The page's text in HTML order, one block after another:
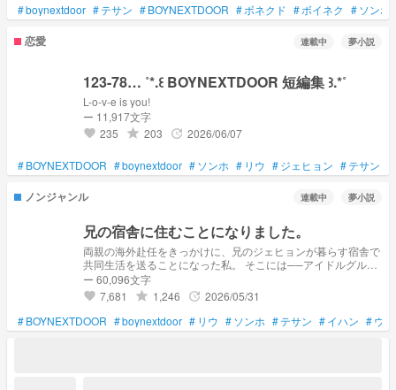
#boynextdoor #テサン #BOYNEXTDOOR #ボネクド #ボイネク #ソンホ
恋愛 連載中 夢小説
123-78… ˚*.꒰ BOYNEXTDOOR 短編集 ꒱.*˚
L-o-v-e is you!
ー 11,917文字
favorite 235 grade 203 update 2026/06/07
#BOYNEXTDOOR #boynextdoor #ソンホ # リウ #ジェヒョン #テサン
ノンジャンル 連載中 夢小説
兄の宿舎に住むことになりました。
両親の海外赴任をきっかけに、兄のジェヒョンが暮らす宿舎で
共同生活を送ることになった私。 そこには──アイドルグルー
プ「BOYNEXTDOOR」のメンバー6人が。 過保護すぎるお兄
ちゃん、しっかり者で優しい人、懐っこくて明るい弟みたいな
存在、ちょっぴり不器用だけど気になる人……。 最初は人見
知りで戸惑っていたけれど、少しずつ彼らとの距離が縮まって
いく。 ──家族みたいで特別な、あたたかい日々の物語。
ー 60,096文字
favorite 7,681 grade 1,246 update 2026/05/31
#BOYNEXTDOOR #boynextdoor # リウ #ソンホ #テサン #イハン #ウ